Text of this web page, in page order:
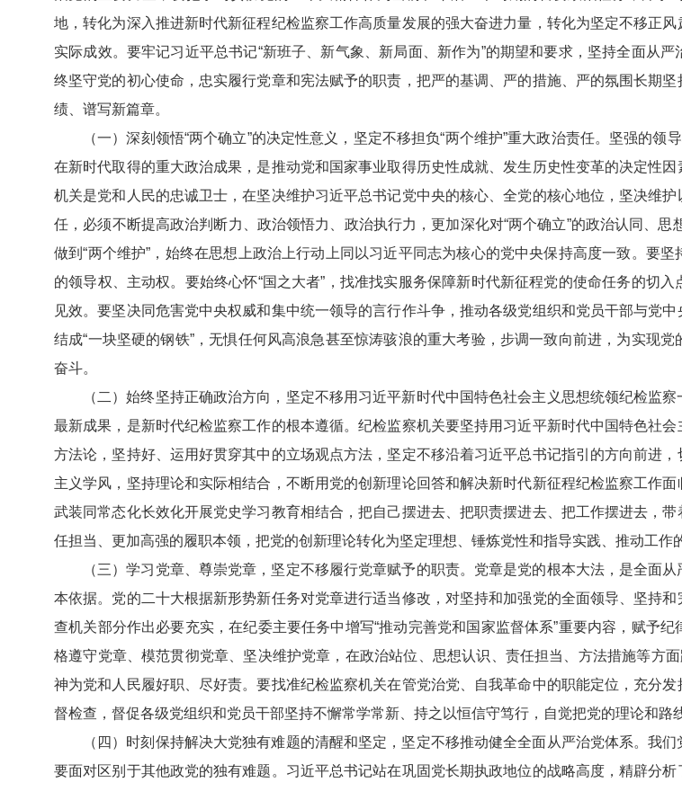
地，转化为深入推进新时代新征程纪检监察工作高质量发展的强大奋进力量，转化为坚定不移正
实际成效。要牢记习近平总书记“新班子、新气象、新局面、新作为”的期望和要求，坚持全面从
终坚守党的初心使命，忠实履行党章和宪法赋予的职责，把严的基调、严的措施、严的氛围长期
绩、谱写新篇章。
（一）深刻领悟“两个确立”的决定性意义，坚定不移担负“两个维护”重大政治责任。坚强的
在新时代取得的重大政治成果，是推动党和国家事业取得历史性成就、发生历史性变革的决定性
机关是党和人民的忠诚卫士，在坚决维护习近平总书记党中央的核心、全党的核心地位，坚决维
任，必须不断提高政治判断力、政治领悟力、政治执行力，更加深化对“两个确立”的政治认同、思
做到“两个维护”，始终在思想上政治上行动上同以习近平同志为核心的党中央保持高度一致。要
的领导权、主动权。要始终心怀“国之大者”，找准找实服务保障新时代新征程党的使命任务的切
见效。要坚决同危害党中央权威和集中统一领导的言行作斗争，推动各级党组织和党员干部与党
结成“一块坚硬的钢铁”，无惧任何风高浪急甚至惊涛骇浪的重大考验，步调一致向前进，为实现
奋斗。
（二）始终坚持正确政治方向，坚定不移用习近平新时代中国特色社会主义思想统领纪检监
最新成果，是新时代纪检监察工作的根本遵循。纪检监察机关要坚持用习近平新时代中国特色社
方法论，坚持好、运用好贯穿其中的立场观点方法，坚定不移沿着习近平总书记指引的方向前进
主义学风，坚持理论和实际相结合，不断用党的创新理论回答和解决新时代新征程纪检监察工作
武装同常态化长效化开展党史学习教育相结合，把自己摆进去、把职责摆进去、把工作摆进去，
任担当、更加高强的履职本领，把党的创新理论转化为坚定理想、锤炼党性和指导实践、推动工作
（三）学习党章、尊崇党章，坚定不移履行党章赋予的职责。党章是党的根本大法，是全面
本依据。党的二十大根据新形势新任务对党章进行适当修改，对坚持和加强党的全面领导、坚持
查机关部分作出必要充实，在纪委主要任务中增写“推动完善党和国家监督体系”重要内容，赋予
格遵守党章、模范贯彻党章、坚决维护党章，在政治站位、思想认识、责任担当、方法措施等方
神为党和人民履好职、尽好责。要找准纪检监察机关在管党治党、自我革命中的职能定位，充分
督检查，督促各级党组织和党员干部坚持不懈常学常新、持之以恒信守笃行，自觉把党的理论和路
（四）时刻保持解决大党独有难题的清醒和坚定，坚定不移推动健全全面从严治党体系。我
要面对区别于其他政党的独有难题。习近平总书记站在巩固党长期执政地位的战略高度，精辟分